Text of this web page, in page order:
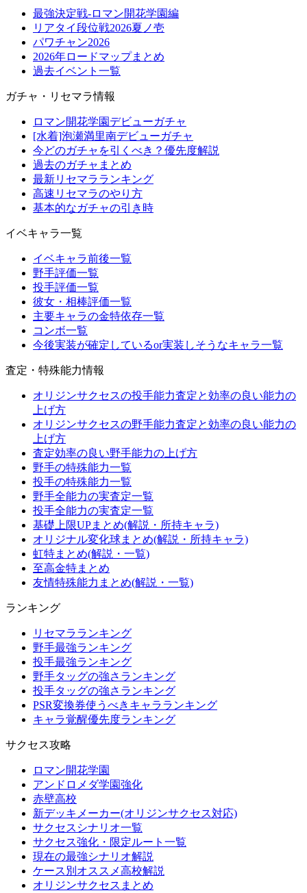
最強決定戦-ロマン開花学園編
リアタイ段位戦2026夏ノ壱
パワチャン2026
2026年ロードマップまとめ
過去イベント一覧
ガチャ・リセマラ情報
ロマン開花学園デビューガチャ
[水着]泡瀬満里南デビューガチャ
今どのガチャを引くべき？優先度解説
過去のガチャまとめ
最新リセマラランキング
高速リセマラのやり方
基本的なガチャの引き時
イベキャラ一覧
イベキャラ前後一覧
野手評価一覧
投手評価一覧
彼女・相棒評価一覧
主要キャラの金特依存一覧
コンボ一覧
今後実装が確定しているor実装しそうなキャラ一覧
査定・特殊能力情報
オリジンサクセスの投手能力査定と効率の良い能力の
上げ方
オリジンサクセスの野手能力査定と効率の良い能力の
上げ方
査定効率の良い野手能力の上げ方
野手の特殊能力一覧
投手の特殊能力一覧
野手全能力の実査定一覧
投手全能力の実査定一覧
基礎上限UPまとめ(解説・所持キャラ)
オリジナル変化球まとめ(解説・所持キャラ)
虹特まとめ(解説・一覧)
至高金特まとめ
友情特殊能力まとめ(解説・一覧)
ランキング
リセマラランキング
野手最強ランキング
投手最強ランキング
野手タッグの強さランキング
投手タッグの強さランキング
PSR変換券使うべきキャラランキング
キャラ覚醒優先度ランキング
サクセス攻略
ロマン開花学園
アンドロメダ学園強化
赤壁高校
新デッキメーカー(オリジンサクセス対応)
サクセスシナリオ一覧
サクセス強化・限定ルート一覧
現在の最強シナリオ解説
ケース別オススメ高校解説
オリジンサクセスまとめ